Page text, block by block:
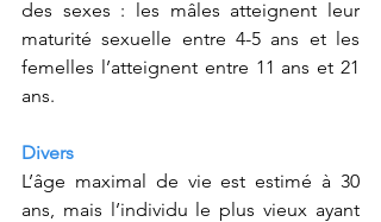
des sexes : les mâles atteignent leur
maturité sexuelle entre 4-5 ans et les
femelles l’atteignent entre 11 ans et 21
ans.
Divers
L’âge maximal de vie est estimé à 30
ans, mais l’individu le plus vieux ayant